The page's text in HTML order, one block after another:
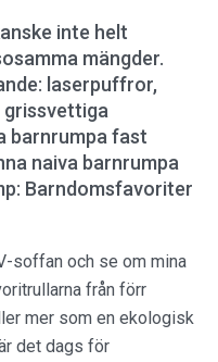
inte helt
mängder.
laserpuffror,
barnrumpa fast
naiva barnrumpa
Barndomsfavoriter
soffan och se om mina
från förr
mer som en ekologisk
det dags för